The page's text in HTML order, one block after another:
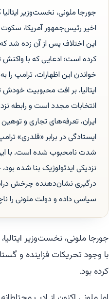
جورجا ملونی، نخست‌وزیر
اخیر رئیس‌جمهور آمریکا،
کرده است؛ ادعایی که با
خواندن این اظهارات، ترامپ
ایتالیا، بر افت محبوبیت
انتخابات مجدد است و رابطه
ایران، تعرفه‌های تجاری و
ایستادگی در برابر «قلدری»
شدت نامحبوب شده است. با
نزدیکی ایدئولوژیک بنا شده
درگیری نشان‌دهنده چرخش
سیاسی داده و دولت ملونی را
جورجا ملونی، نخست‌وزیر
با وجود تحریکات فزاینده و
کرده بود.